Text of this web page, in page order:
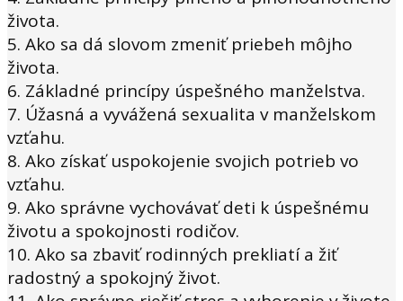
života.
5. Ako sa dá slovom zmeniť priebeh môjho
života.
6. Základné princípy úspešného manželstva.
7. Úžasná a vyvážená sexualita v manželskom
vzťahu.
8. Ako získať uspokojenie svojich potrieb vo
vzťahu.
9. Ako správne vychovávať deti k úspešnému
životu a spokojnosti rodičov.
10. Ako sa zbaviť rodinných prekliatí a žiť
radostný a spokojný život.